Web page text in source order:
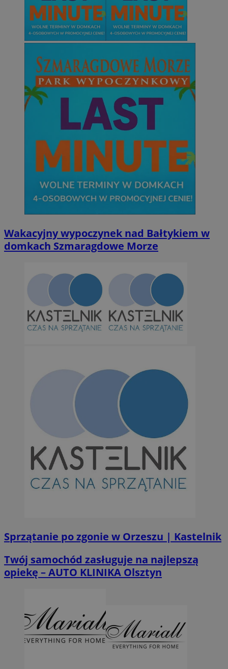
Wakacyjny wypoczynek nad Bałtykiem w
domkach Szmaragdowe Morze
Sprzątanie po zgonie w Orzeszu | Kastelnik
Twój samochód zasługuje na najlepszą
opiekę – AUTO KLINIKA Olsztyn